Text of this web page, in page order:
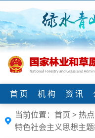
首 页 机 构 资 讯
当前位置： 首页 > 热
特色社会主义思想主